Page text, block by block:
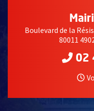
Boulevard de la
80011
02